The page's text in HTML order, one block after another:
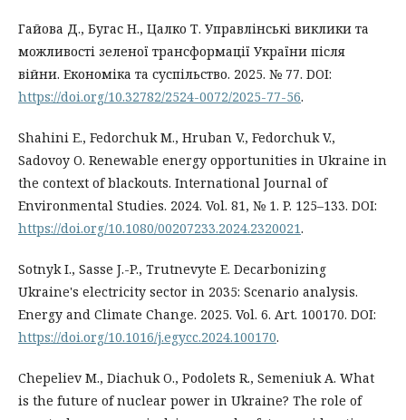
Гайова Д., Бугас Н., Цалко Т. Управлінські виклики та
можливості зеленої трансформації України після
війни. Економіка та суспільство. 2025. № 77. DOI:
https://doi.org/10.32782/2524-0072/2025-77-56.
Shahini E., Fedorchuk M., Hruban V., Fedorchuk V.,
Sadovoy O. Renewable energy opportunities in Ukraine in
the context of blackouts. International Journal of
Environmental Studies. 2024. Vol. 81, № 1. P. 125–133. DOI:
https://doi.org/10.1080/00207233.2024.2320021.
Sotnyk I., Sasse J.-P., Trutnevyte E. Decarbonizing
Ukraine's electricity sector in 2035: Scenario analysis.
Energy and Climate Change. 2025. Vol. 6. Art. 100170. DOI:
https://doi.org/10.1016/j.egycc.2024.100170.
Chepeliev M., Diachuk O., Podolets R., Semeniuk A. What
is the future of nuclear power in Ukraine? The role of